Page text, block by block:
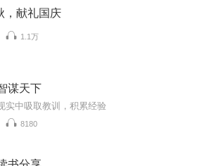
，献礼国庆
1.1万
谋天下
实中吸取教训，积累经验
8180